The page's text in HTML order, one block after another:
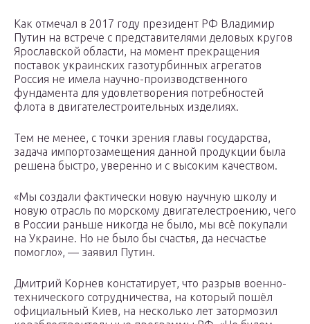
Как отмечал в 2017 году президент РФ Владимир
Путин на встрече с представителями деловых кругов
Ярославской области, на момент прекращения
поставок украинских газотурбинных агрегатов
Россия не имела научно-производственного
фундамента для удовлетворения потребностей
флота в двигателестроительных изделиях.
Тем не менее, с точки зрения главы государства,
задача импортозамещения данной продукции была
решена быстро, уверенно и с высоким качеством.
«Мы создали фактически новую научную школу и
новую отрасль по морскому двигателестроению, чего
в России раньше никогда не было, мы всё покупали
на Украине. Но не было бы счастья, да несчастье
помогло», — заявил Путин.
Дмитрий Корнев констатирует, что разрыв военно-
технического сотрудничества, на который пошёл
официальный Киев, на несколько лет затормозил